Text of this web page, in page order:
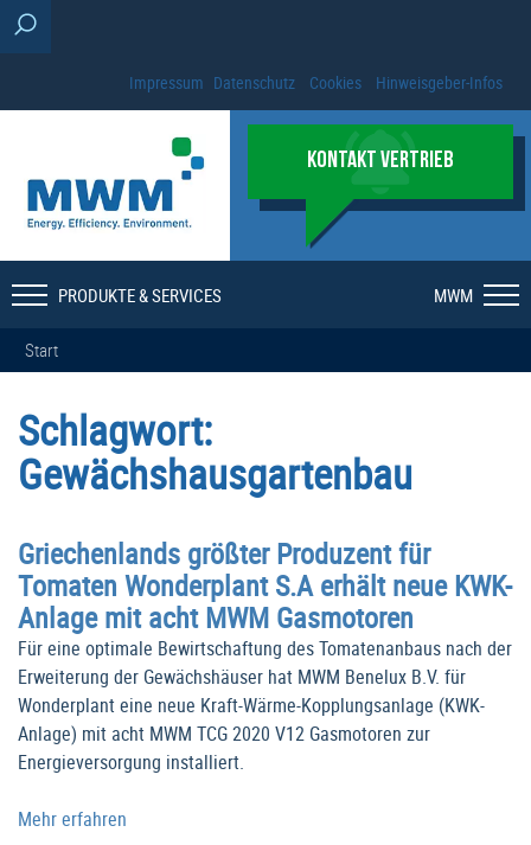
Impressum Datenschutz Cookies Hinweisgeber-Infos
KONTAKT VERTRIEB
PRODUKTE & SERVICES MWM
Start
Schlagwort:
Gewächshausgartenbau
Griechenlands größter Produzent für
Tomaten Wonderplant S.A erhält neue KWK-
Anlage mit acht MWM Gasmotoren
Für eine optimale Bewirtschaftung des Tomatenanbaus nach der
Erweiterung der Gewächshäuser hat MWM Benelux B.V. für
Wonderplant eine neue Kraft-Wärme-Kopplungsanlage (KWK-
Anlage) mit acht MWM TCG 2020 V12 Gasmotoren zur
Energieversorgung installiert.
Mehr erfahren